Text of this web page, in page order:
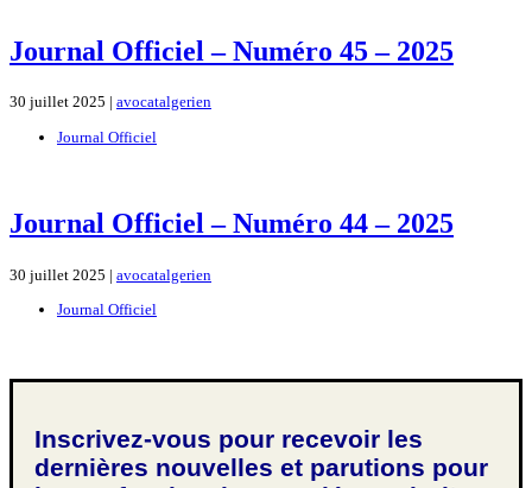
Journal Officiel – Numéro 45 – 2025
30 juillet 2025 | avocatalgerien
Journal Officiel
Journal Officiel – Numéro 44 – 2025
30 juillet 2025 | avocatalgerien
Journal Officiel
Inscrivez-vous pour recevoir les
dernières nouvelles et parutions pour